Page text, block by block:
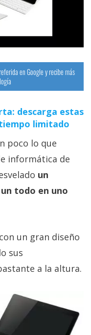
en Google y recibe más
descarga estas
limitado
poco lo que
informática de
un
todo en uno
un gran diseño
sus
a la altura.